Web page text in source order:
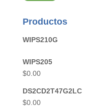
Productos
WIPS210G
WIPS205
$0.00
DS2CD2T47G2LC
$0.00